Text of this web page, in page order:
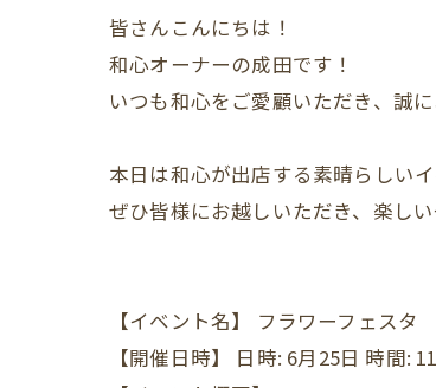
皆さんこんにちは！
和心オーナーの成田です！
いつも和心をご愛顧いただき、誠に
本日は和心が出店する素晴らしい
ぜひ皆様にお越しいただき、楽し
【イベント名】 フラワーフェスタ
【開催日時】 日時: 6月25日 時間: